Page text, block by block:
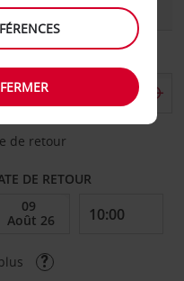
UTILITAIRE
de retour
DE RETOUR